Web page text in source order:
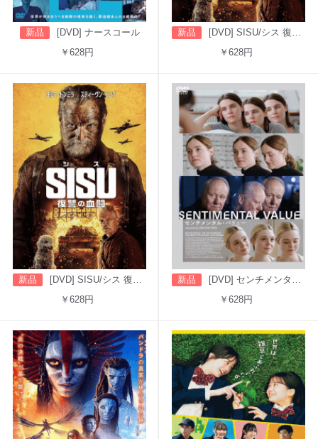
新品
[DVD] ナースコール
￥628円
新品
[DVD] SISU/シス 復讐の血闘（吹替版）
￥628円
新品
[DVD] SISU/シス 復讐の血闘（字幕版）
￥628円
新品
[DVD] センチメンタル・バリュー
￥628円